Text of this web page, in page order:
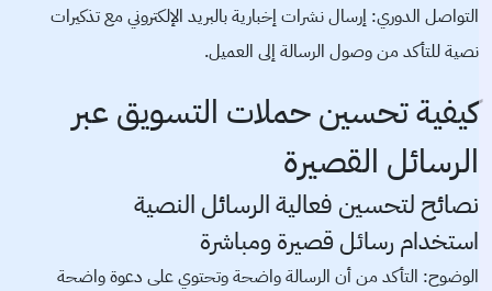
التواصل الدوري: إرسال نشرات إخبارية بالبريد الإلكتروني مع تذكيرات
نصية للتأكد من وصول الرسالة إلى العميل.
كيفية تحسين حملات التسويق عبر
الرسائل القصيرة
نصائح لتحسين فعالية الرسائل النصية
استخدام رسائل قصيرة ومباشرة
الوضوح: التأكد من أن الرسالة واضحة وتحتوي على دعوة واضحة